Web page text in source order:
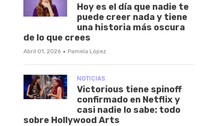
Hoy es el día que nadie te
puede creer nada y tiene
una historia más oscura
de lo que crees
Abril 01, 2026 · Pamela López
NOTICIAS
Victorious tiene spinoff
confirmado en Netflix y
casi nadie lo sabe: todo
sobre Hollywood Arts